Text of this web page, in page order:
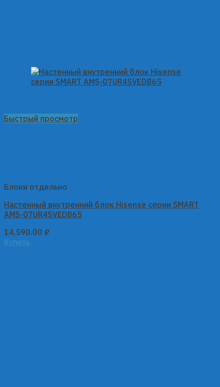
Быстрый просмотр
Блоки отдельно
Настенный внутренний блок Hisense серии SMART
AMS-07UR4SVEDB65
14,590.00 ₽
Купить